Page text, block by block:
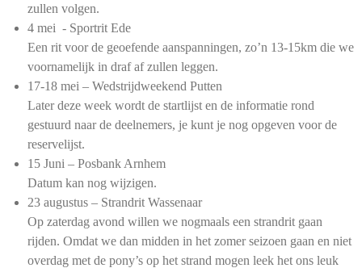
zullen volgen.
4 mei - Sportrit Ede
Een rit voor de geoefende aanspanningen, zo’n 13-15km die we
voornamelijk in draf af zullen leggen.
17-18 mei – Wedstrijdweekend Putten
Later deze week wordt de startlijst en de informatie rond
gestuurd naar de deelnemers, je kunt je nog opgeven voor de
reservelijst.
15 Juni – Posbank Arnhem
Datum kan nog wijzigen.
23 augustus – Strandrit Wassenaar
Op zaterdag avond willen we nogmaals een strandrit gaan
rijden. Omdat we dan midden in het zomer seizoen gaan en niet
overdag met de pony’s op het strand mogen leek het ons leuk